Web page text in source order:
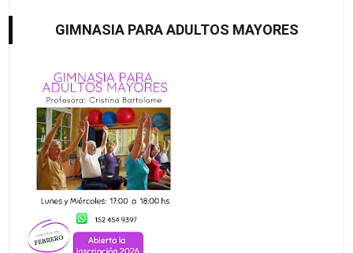
GIMNASIA PARA ADULTOS MAYORES